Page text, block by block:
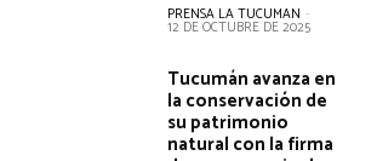
PRENSA LA TUCUMAN -
12 DE OCTUBRE DE 2025
Tucumán avanza en
la conservación de
su patrimonio
natural con la firma